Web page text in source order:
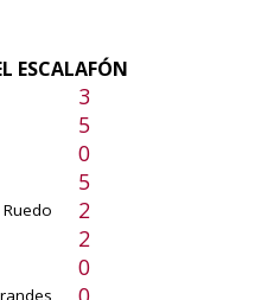
ESCALAFÓN
3
5
0
5
2
2
0